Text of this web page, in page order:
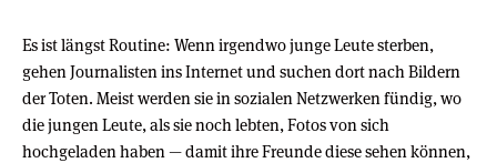
Es ist längst Routine: Wenn irgendwo junge Leute sterben,
gehen Journalisten ins Internet und suchen dort nach Bildern
der Toten. Meist werden sie in sozialen Netzwerken fündig, wo
die jungen Leute, als sie noch lebten, Fotos von sich
hochgeladen haben — damit ihre Freunde diese sehen können,